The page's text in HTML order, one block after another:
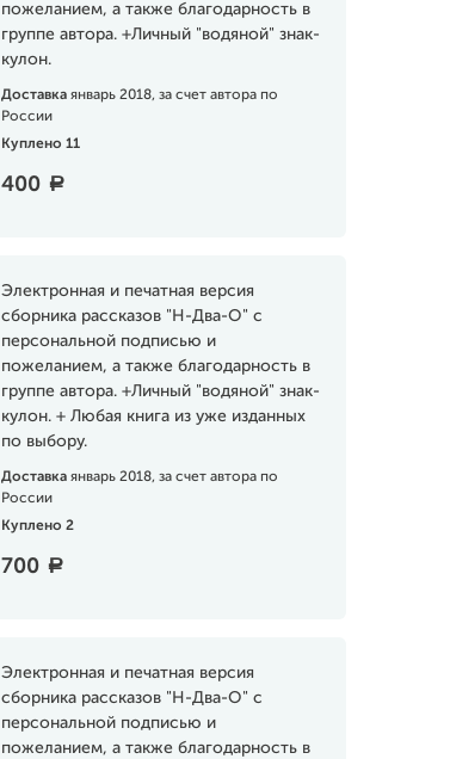
пожеланием, а также благодарность в
группе автора. +Личный "водяной" знак-
кулон.
Доставка январь 2018, за счет автора по
России
Куплено 11
400 a
Электронная и печатная версия
сборника рассказов "H-Два-О" с
персональной подписью и
пожеланием, а также благодарность в
группе автора. +Личный "водяной" знак-
кулон. + Любая книга из уже изданных
по выбору.
Доставка январь 2018, за счет автора по
России
Куплено 2
700 a
Электронная и печатная версия
сборника рассказов "H-Два-О" с
персональной подписью и
пожеланием, а также благодарность в